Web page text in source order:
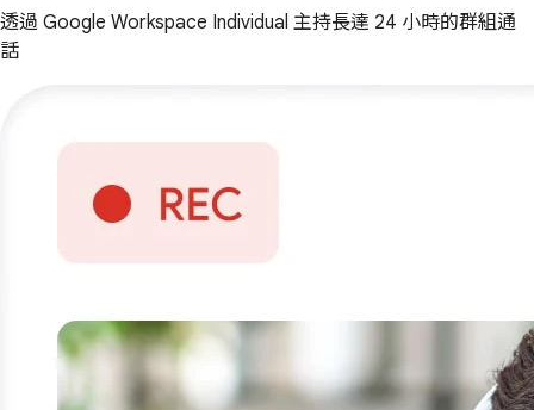
透過 Google Workspace Individual 主持長達 24 小時的群組通
話